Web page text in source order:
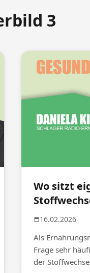
3
Wo sitzt
16.02.2026
Als
Frage sehr
der